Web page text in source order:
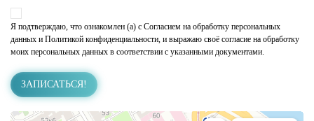
Я подтверждаю, что ознакомлен (а) с Согласием на обработку персональных
данных и Политикой конфиденциальности, и выражаю своё согласие на обработку
моих персональных данных в соответствии с указанными документами.
ЗАПИСАТЬСЯ!